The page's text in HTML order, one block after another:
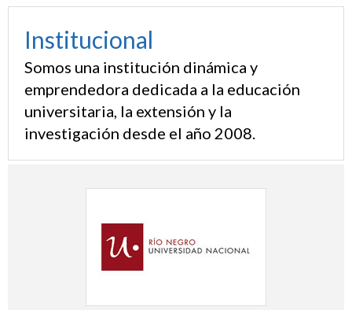
Institucional
Somos una institución dinámica y
emprendedora dedicada a la educación
universitaria, la extensión y la
investigación desde el año 2008.